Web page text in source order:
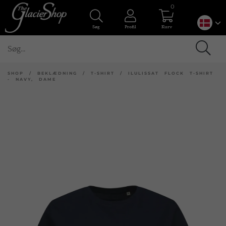
Søg Profil Kurv
0
SHOP / BEKLÆDNING / T-SHIRT / ILULISSAT FLOCK T-SHIRT
- NAVY, DAME